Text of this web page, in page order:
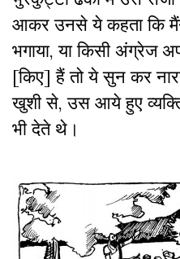
आकर उनसे ये कहता कि
भगाया, या किसी अंग्रेज
[किए] हैं तो ये सुन कर
खुशी से, उस आये हुए
भी देते थे।